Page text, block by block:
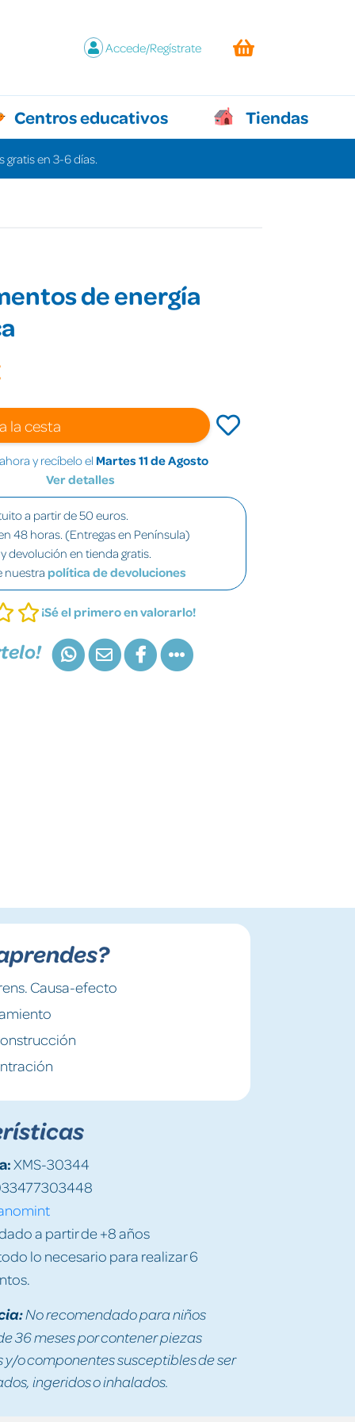
Accede/Regístrate
Centros educativos Tiendas
gratis en 3-6 días.
de energía
la cesta
y recíbelo el Martes 11 de Agosto
Ver detalles
a partir de 50 euros.
48 horas. (Entregas en Península)
devolución en tienda gratis.
nuestra política de devoluciones
¡Sé el primero en valorarlo!
Causa-efecto
XMS-30344
a partir de +8 años
lo necesario para realizar 6
No recomendado para niños
36 meses por contener piezas
y/o componentes susceptibles de ser
ingeridos o inhalados.